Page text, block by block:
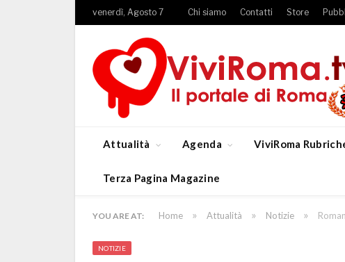
venerdì, Agosto 7 Chi siamo Contatti Store
Attualità Agenda ViviRoma
Terza Pagina Magazine
YOU ARE AT: Home » Attualità » Notizie »
NOTIZIE